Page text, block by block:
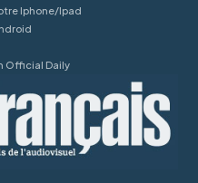
Iphone/Ipad
Official Daily